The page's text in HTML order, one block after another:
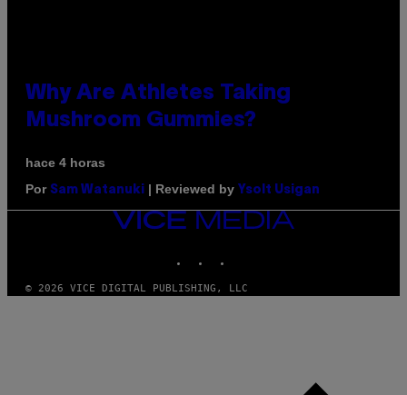
Why Are Athletes Taking
Mushroom Gummies?
hace 4 horas
Por Sam Watanuki | Reviewed by Ysolt Usigan
VICE
MEDIA
© 2026 VICE DIGITAL PUBLISHING, LLC